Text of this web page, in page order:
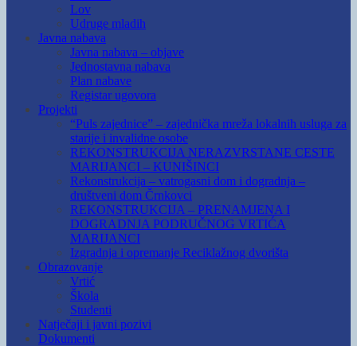
Lov
Udruge mladih
Javna nabava
Javna nabava – objave
Jednostavna nabava
Plan nabave
Registar ugovora
Projekti
“Puls zajednice” – zajednička mreža lokalnih usluga za
starije i invalidne osobe
REKONSTRUKCIJA NERAZVRSTANE CESTE
MARIJANCI – KUNIŠINCI
Rekonstrukcija – vatrogasni dom i dogradnja –
društveni dom Črnkovci
REKONSTRUKCIJA – PRENAMJENA I
DOGRADNJA PODRUČNOG VRTIĆA
MARIJANCI
Izgradnja i opremanje Reciklažnog dvorišta
Obrazovanje
Vrtić
Škola
Studenti
Natječaji i javni pozivi
Dokumenti